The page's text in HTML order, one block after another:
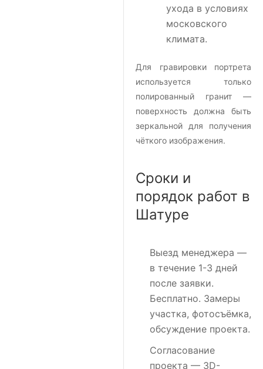
ухода в условиях
московского
климата.
Для гравировки портрета
используется только
полированный гранит —
поверхность должна быть
зеркальной для получения
чёткого изображения.
Сроки и
порядок работ в
Шатуре
Выезд менеджера —
в течение 1-3 дней
после заявки.
Бесплатно. Замеры
участка, фотосъёмка,
обсуждение проекта.
Согласование
проекта — 3D-